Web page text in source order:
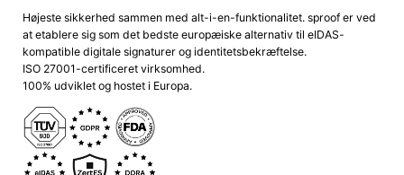
Højeste sikkerhed sammen med alt-i-en-funktionalitet. sproof er ved
at etablere sig som det bedste europæiske alternativ til eIDAS-
kompatible digitale signaturer og identitetsbekræftelse.
ISO 27001-certificeret virksomhed.
100% udviklet og hostet i Europa.